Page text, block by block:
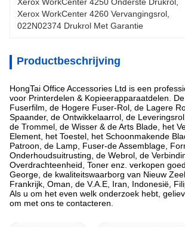
Xerox WorkCenter 4260 Vervangingsrol
022N02374 Drukrol Met Garantie
Productbeschrijving
HongTai Office Accessories Ltd is een
voor Printerdelen & Kopieerapparaatdelen.
Fuserfilm, de Hogere Fuser-Rol, de Lagere
Spaander, de Ontwikkelaarrol, de
de Trommel, de Wisser & de Arts Blade, het
Element, het Toestel, het Schoonmakende
Patroon, de Lamp, Fuser-de Assemblage,
Onderhoudsuitrusting, de Webrol, de
Overdrachteenheid, Toner enz. verkopen goed
George, de kwaliteitswaarborg van Nieuw
Frankrijk, Oman, de V.A.E, Iran, Indonesië,
Als u om het even welk onderzoek hebt,
om met ons te contacteren.